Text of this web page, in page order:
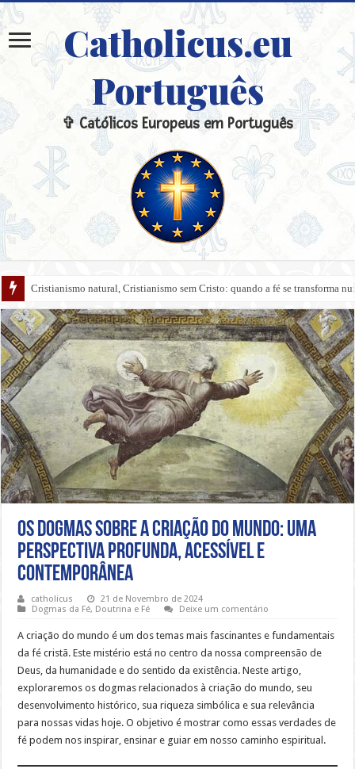
Catholicus.eu
Português
✞ Católicos Europeus em Português
Cristianismo natural, Cristianismo sem Cristo: quando a fé se transforma
Os dogmas sobre a criação do mundo: uma
perspectiva profunda, acessível e
contemporânea
catholicus
21 de Novembro de 2024
Dogmas da Fé, Doutrina e Fé Deixe um comentário
A criação do mundo é um dos temas mais fascinantes e fundamentais
da fé cristã. Este mistério está no centro da nossa compreensão de
Deus, da humanidade e do sentido da existência. Neste artigo,
exploraremos os dogmas relacionados à criação do mundo, seu
desenvolvimento histórico, sua riqueza simbólica e sua relevância
para nossas vidas hoje. O objetivo é mostrar como essas verdades de
fé podem nos inspirar, ensinar e guiar em nosso caminho espiritual.